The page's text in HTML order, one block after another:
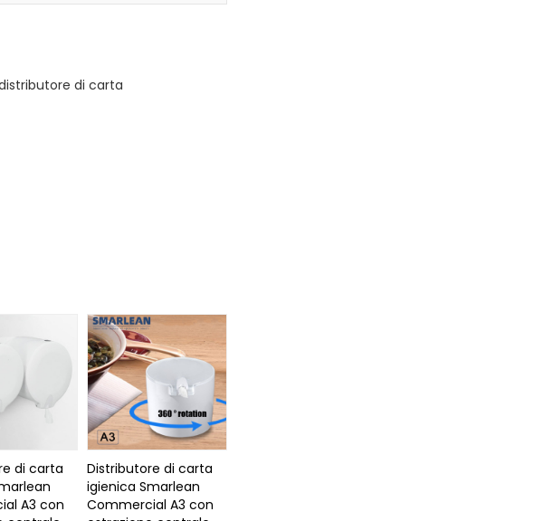
di carta
di carta
A3 con
Distributore di carta
igienica Smarlean
Commercial A3 con